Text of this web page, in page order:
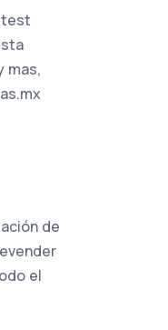
test
mas,
de
el